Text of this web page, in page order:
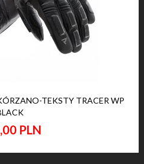
TEKSTY TRACER WP
00 PLN